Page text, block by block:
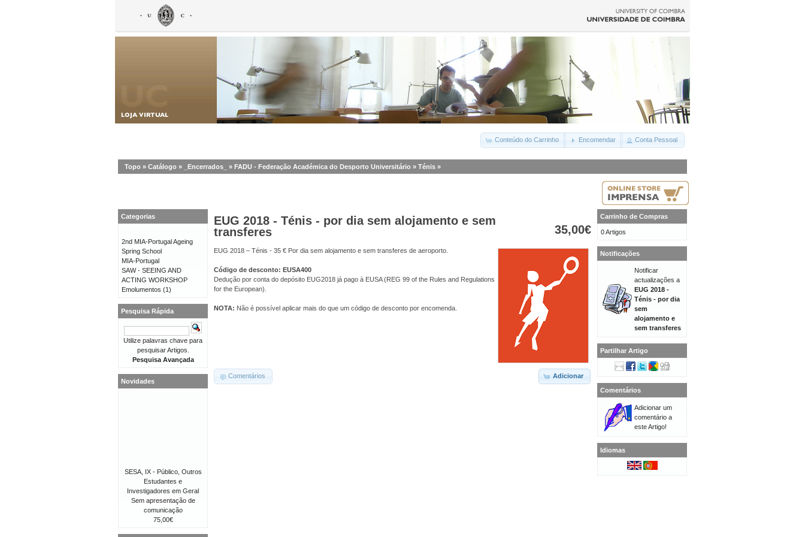
Conteúdo do Carrinho Encomendar Conta Pessoal
Topo » Catálogo » _Encerrados_ » FADU - Federação Académica do Desporto Universitário » Ténis »
35,00€
EUG 2018 - Ténis - por dia sem alojamento e sem
transferes
EUG 2018 – Ténis - 35 € Por dia sem alojamento e sem transferes de aeroporto.
Código de desconto: EUSA400
Dedução por conta do depósito EUG2018 já pago à EUSA (REG 99 of the Rules and Regulations
for the European).
NOTA: Não é possível aplicar mais do que um código de desconto por encomenda.
Adicionar
Comentários
Categorias
2nd MIA-Portugal Ageing
Spring School
MIA-Portugal
SAW - SEEING AND
ACTING WORKSHOP
Emolumentos (1)
Pesquisa Rápida
Utilize palavras chave para
pesquisar Artigos.
Pesquisa Avançada
Novidades
SESA, IX - Público, Outros
Estudantes e
Investigadores em Geral
Sem apresentação de
comunicação
75,00€
Carrinho de Compras
0 Artigos
Notificações
Notificar
actualizações a
EUG 2018 -
Ténis - por dia
sem
alojamento e
sem transferes
Partilhar Artigo
Comentários
Adicionar um
comentário a
este Artigo!
Idiomas